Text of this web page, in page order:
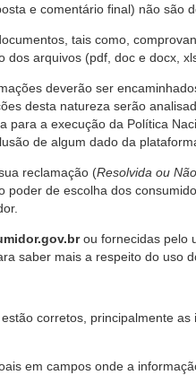
e comentário final) não são
tais como,
arquivos (pdf, doc e docx,
deverão ser
desta natureza serão
para a execução da Política
de algum dado da
reclamação (Resolvida ou
de escolha dos
ou fornecidas pelo
saber mais a respeito do uso
corretos, principalmente
em campos onde a